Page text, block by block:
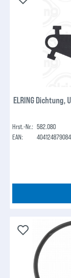
ELRING
Hrst.-Nr.: 582.080
EAN: